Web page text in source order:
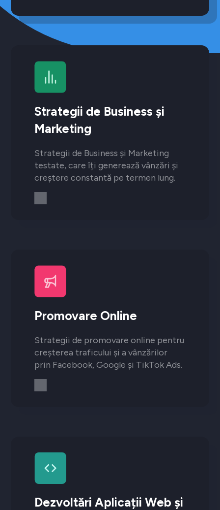
Strategii de Business și
Marketing
Strategii de Business și Marketing
testate, care îți generează vânzări și
creștere constantă pe termen lung.
Promovare Online
Strategii de promovare online pentru
creșterea traficului și a vânzărilor
prin Facebook, Google și TikTok Ads.
Dezvoltări Aplicații Web și